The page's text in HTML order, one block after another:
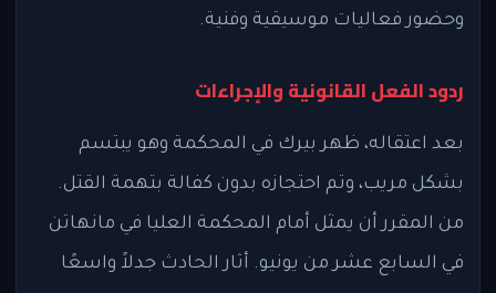
وحضور فعاليات موسيقية وفنية.
ردود الفعل القانونية والإجراءات
بعد اعتقاله، ظهر بيرك في المحكمة وهو يبتسم
بشكل مريب، وتم احتجازه بدون كفالة بتهمة القتل.
من المقرر أن يمثل أمام المحكمة العليا في مانهاتن
في السابع عشر من يونيو. أثار الحادث جدلاً واسعًا